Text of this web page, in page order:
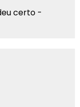
certo -